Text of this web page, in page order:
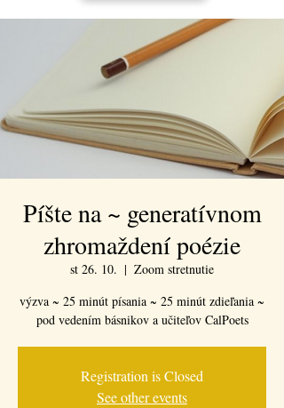
Píšte na ~ generatívnom
zhromaždení poézie
st 26. 10.
  |
Zoom stretnutie
výzva ~ 25 minút písania ~ 25 minút zdieľania ~
pod vedením básnikov a učiteľov CalPoets
Registration is Closed
See other events